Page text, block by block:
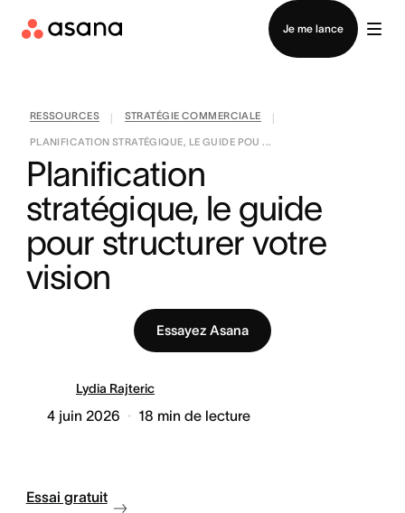
Je me lance
Contacter le service commercial
RESSOURCES STRATÉGIE COMMERCIALE
PLANIFICATION STRATÉGIQUE, LE GUIDE POU ...
Planification
stratégique, le guide
pour structurer votre
vision
Essayez Asana
Lydia Rajteric
4 juin 2026 18 min de lecture
Essai gratuit